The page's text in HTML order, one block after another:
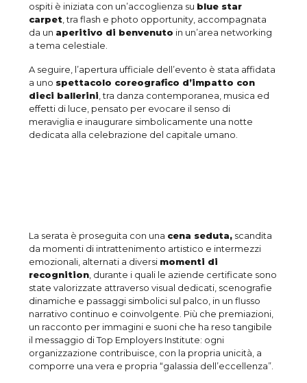
ospiti è iniziata con un’accoglienza su blue star
carpet , tra flash e photo opportunity, accompagnata
da un aperitivo di benvenuto in un’area networking
a tema celestiale.
A seguire, l’apertura ufficiale dell’evento è stata affidata
a uno spettacolo coreografico d’impatto con
dieci ballerini , tra danza contemporanea, musica ed
effetti di luce, pensato per evocare il senso di
meraviglia e inaugurare simbolicamente una notte
dedicata alla celebrazione del capitale umano.
La serata è proseguita con una cena seduta, scandita
da momenti di intrattenimento artistico e intermezzi
emozionali, alternati a diversi momenti di
recognition , durante i quali le aziende certificate sono
state valorizzate attraverso visual dedicati, scenografie
dinamiche e passaggi simbolici sul palco, in un flusso
narrativo continuo e coinvolgente. Più che premiazioni,
un racconto per immagini e suoni che ha reso tangibile
il messaggio di Top Employers Institute: ogni
organizzazione contribuisce, con la propria unicità, a
comporre una vera e propria “galassia dell’eccellenza”.